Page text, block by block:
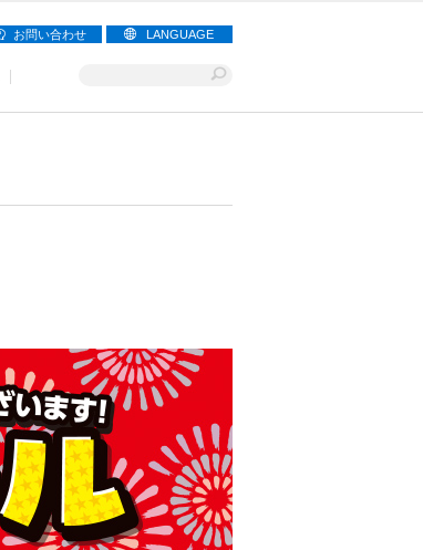
お問い合わせ LANGUAGE